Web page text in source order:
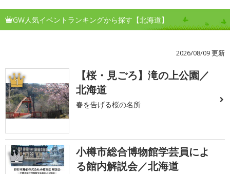
GW人気イベントランキングから探す【北海道】
2026/08/09 更新
1
【桜・見ごろ】滝の上公園／
北海道
春を告げる桜の名所
2
小樽市総合博物館学芸員によ
る館内解説会／北海道